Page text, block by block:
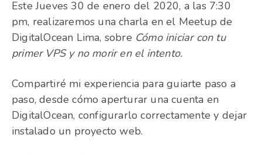
Este Jueves 30 de enero del 2020, a las 7:30
pm, realizaremos una charla en el Meetup de
DigitalOcean Lima, sobre Cómo iniciar con tu
primer VPS y no morir en el intento.
Compartiré mi experiencia para guiarte paso a
paso, desde cómo aperturar una cuenta en
DigitalOcean, configurarlo correctamente y dejar
instalado un proyecto web.